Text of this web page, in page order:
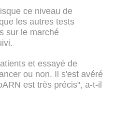
ce niveau de
les autres tests
sur le marché
et essayé de
ou non. Il s'est avéré
est très précis", a-t-il